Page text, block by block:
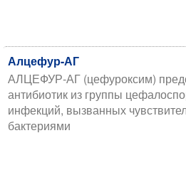
Алцефур-АГ
АЛЦЕФУР-АГ (цефуроксим)
антибиотик из группы
инфекций, вызванных
бактериями